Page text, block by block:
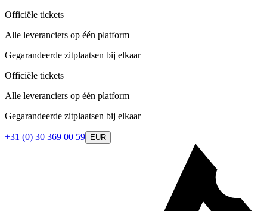
Officiële tickets
Alle leveranciers op één platform
Gegarandeerde zitplaatsen bij elkaar
Officiële tickets
Alle leveranciers op één platform
Gegarandeerde zitplaatsen bij elkaar
+31 (0) 30 369 00 59 EUR